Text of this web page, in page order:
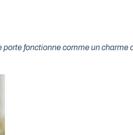
fonctionne comme un